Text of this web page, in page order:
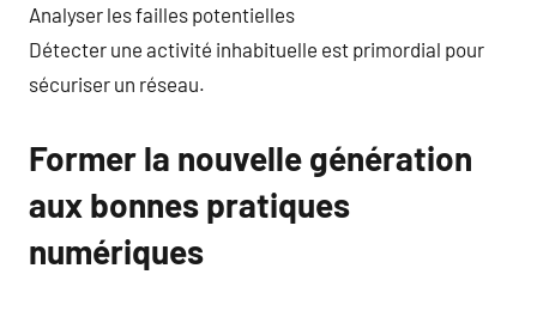
Analyser les failles potentielles
Détecter une activité inhabituelle est primordial pour
sécuriser un réseau.
Former la nouvelle génération
aux bonnes pratiques
numériques